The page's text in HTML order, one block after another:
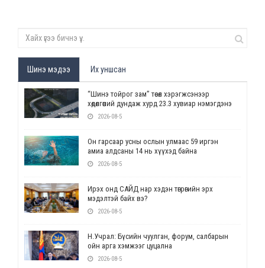
Шинэ мэдээ Их уншсан
“Шинэ тойрог зам” төсөл хэрэгжсэнээр
хөдөлгөөний дундаж хурд 23.3 хувиар нэмэгдэнэ
2026-08-5
Он гарсаар усны ослын улмаас 59 иргэн
амиа алдсаны 14 нь хүүхэд байна
2026-08-5
Ирэх онд САЙД нар хэдэн төгрөгийн эрх
мэдэлтэй байх вэ?
2026-08-5
Н.Учрал: Бүсийн чуулган, форум, салбарын
ойн арга хэмжээг цуцална
2026-08-5